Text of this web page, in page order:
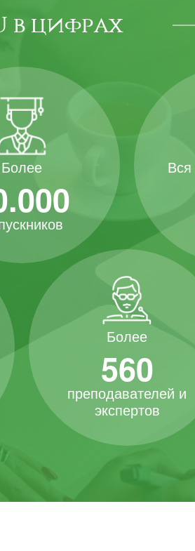
в цифрах
Более
Более
560
преподавателей и
экспертов